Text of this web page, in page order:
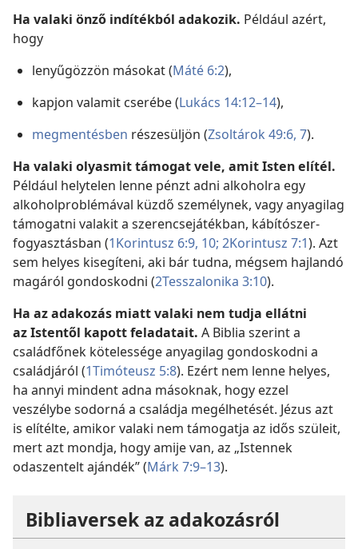
Ha valaki önző indítékból adakozik. Például azért,
hogy
lenyűgözzön másokat (Máté 6:2),
kapjon valamit cserébe (Lukács 14:12–14),
megmentésben részesüljön (Zsoltárok 49:6, 7).
Ha valaki olyasmit támogat vele, amit Isten elítél.
Például helytelen lenne pénzt adni alkoholra egy
alkoholproblémával küzdő személynek, vagy anyagilag
támogatni valakit a szerencsejátékban, kábítószer-
fogyasztásban (1Korintusz 6:9, 10; 2Korintusz 7:1). Azt
sem helyes kisegíteni, aki bár tudna, mégsem hajlandó
magáról gondoskodni (2Tesszalonika 3:10).
Ha az adakozás miatt valaki nem tudja ellátni
az Istentől kapott feladatait. A Biblia szerint a
családfőnek kötelessége anyagilag gondoskodni a
családjáról (1Timóteusz 5:8). Ezért nem lenne helyes,
ha annyi mindent adna másoknak, hogy ezzel
veszélybe sodorná a családja megélhetését. Jézus azt
is elítélte, amikor valaki nem támogatja az idős szüleit,
mert azt mondja, hogy amije van, az „Istennek
odaszentelt ajándék” (Márk 7:9–13).
Bibliaversek az adakozásról